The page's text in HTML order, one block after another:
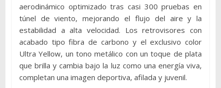
aerodinámico optimizado tras casi 300 pruebas en
túnel de viento, mejorando el flujo del aire y la
estabilidad a alta velocidad. Los retrovisores con
acabado tipo fibra de carbono y el exclusivo color
Ultra Yellow, un tono metálico con un toque de plata
que brilla y cambia bajo la luz como una energía viva,
completan una imagen deportiva, afilada y juvenil.